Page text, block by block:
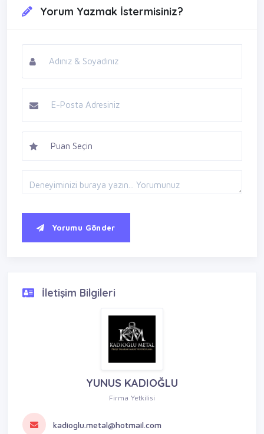
Yorum Yazmak İstermisiniz?
Yorumu Gönder
İletişim Bilgileri
YUNUS KADIOĞLU
Firma Yetkilisi
kadioglu.metal@hotmail.com